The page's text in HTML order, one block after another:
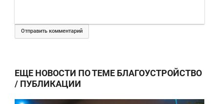
Отправить комментарий
ЕЩЕ НОВОСТИ ПО ТЕМЕ БЛАГОУСТРОЙСТВО
/ ПУБЛИКАЦИИ